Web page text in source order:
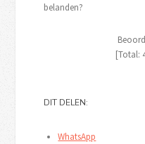
belanden?
[Total:
DIT DELEN:
WhatsApp